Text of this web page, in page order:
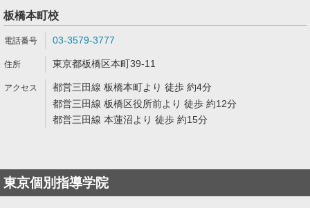
板橋本町校
03-3579-3777
東京都板橋区本町39-11
都営三田線 板橋本町より 徒歩 約4分
都営三田線 板橋区役所前より 徒歩 約12分
都営三田線 本蓮沼より 徒歩 約15分
東京個別指導学院